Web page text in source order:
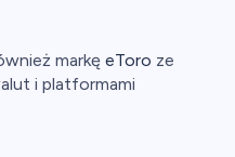
markę eToro ze
i platformami